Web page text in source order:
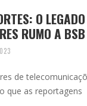
O LEGADO
RUMO A BSB
de
que as reportagens